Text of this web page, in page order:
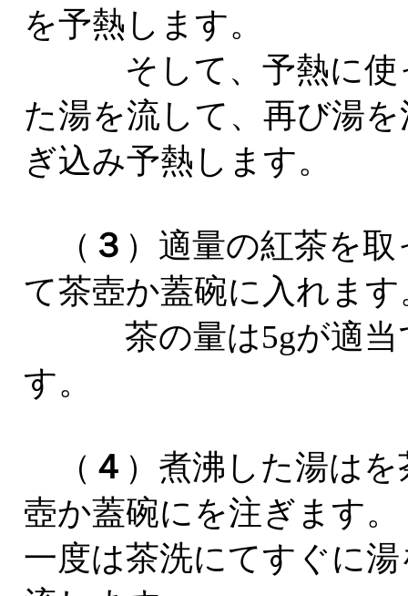
を予熱します。
そして、予熱に使
た湯を流して、再び湯を
ぎ込み予熱します。
（ ３ ）適量の紅茶を取
て茶壺か蓋碗に入れます
茶の量は5gが適当
す。
（ ４ ）煮沸した湯はを
壺か蓋碗にを注ぎます。
一度は茶洗にてすぐに湯